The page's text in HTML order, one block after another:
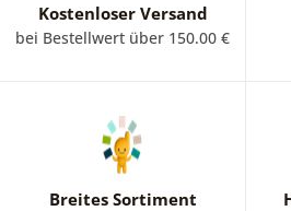
Kostenloser Versand
bei Bestellwert über 150.00 €
Breites Sortiment